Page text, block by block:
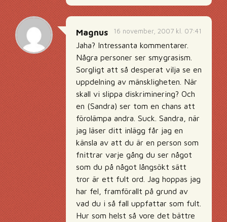
16 november, 2007 kl. 07:41
Magnus
Jaha? Intressanta kommentarer.
Några personer ser smygrasism.
Sorgligt att så desperat vilja se en
uppdelning av mänskligheten. När
skall vi slippa diskriminering? Och
en (Sandra) ser tom en chans att
förolämpa andra. Suck. Sandra, när
jag läser ditt inlägg får jag en
känsla av att du är en person som
fnittrar varje gång du ser något
som du på något långsökt sätt
tror är ett fult ord. Jag hoppas jag
har fel, framförallt på grund av
vad du i så fall uppfattar som fult.
Hur som helst så vore det bättre